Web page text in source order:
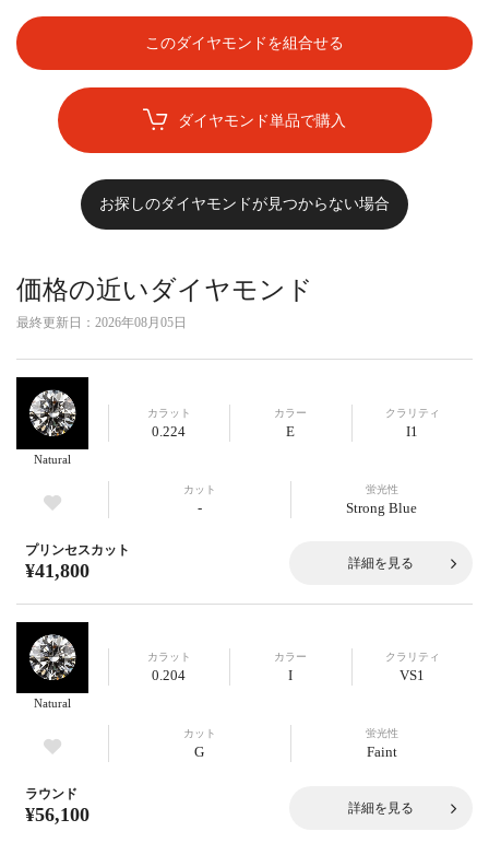
このダイヤモンドを組合せる
ダイヤモンド単品で購入
お探しのダイヤモンドが見つからない場合
価格の近いダイヤモンド
最終更新日： 2026年08月05日
Natural
カラット
0.224
カラー
E
クラリティ
I1
カット
-
蛍光性
Strong Blue
プリンセスカット
¥41,800 詳細を見る
Natural
カラット
0.204
カラー
I
クラリティ
VS1
カット
G
蛍光性
Faint
ラウンド
¥56,100 詳細を見る